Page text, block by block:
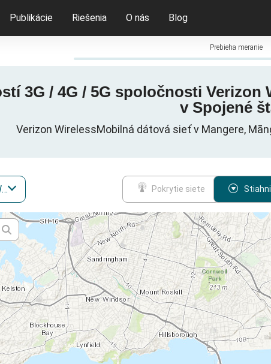
Publikácie Riešenia O nás Blog
Prebieha meranie
3G / 4G / 5G spoločnosti
v Spojené
Verizon WirelessMobilná dátová sieť v Mangere,
Verizon Wireless Pokrytie siete